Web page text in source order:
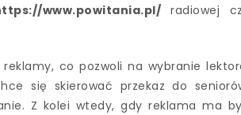
www.powitania.pl/ radiowej
co pozwoli na wybranie
się skierować przekaz do
Z kolei wtedy, gdy reklama ma